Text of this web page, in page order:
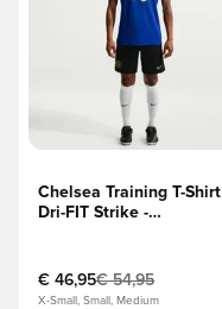
Chelsea Training T-Shirt
Dri-FIT Strike -
€ 46,95€ 54,95
X-Small, Small, Medium